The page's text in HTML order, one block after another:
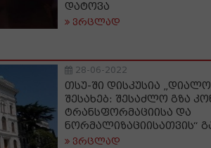
დატოვა
ვრცლად
28-06-2022
თსუ-ში დისკუსია
შესახებ: შესაძლო გზა
ტრანსფორმაციისა და
ნორმალიზაციისათვის“
ვრცლად